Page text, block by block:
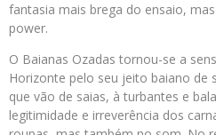
fantasia mais brega do ensaio,
power.
O Baianas Ozadas tornou-se a
Horizonte pelo seu jeito baiano de
que vão de saias, à turbantes e
legitimidade e irreverência dos